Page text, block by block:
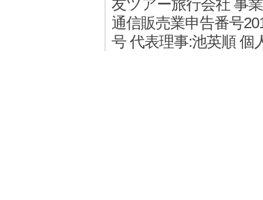
友ツアー旅行会社 事
通信販売業申告番号
号 代表理事:池英順 個